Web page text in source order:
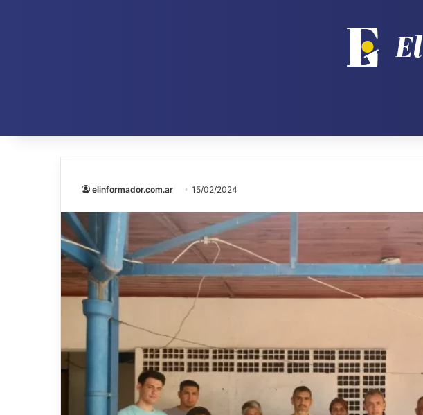
elinformador.com.ar 15/02/2024